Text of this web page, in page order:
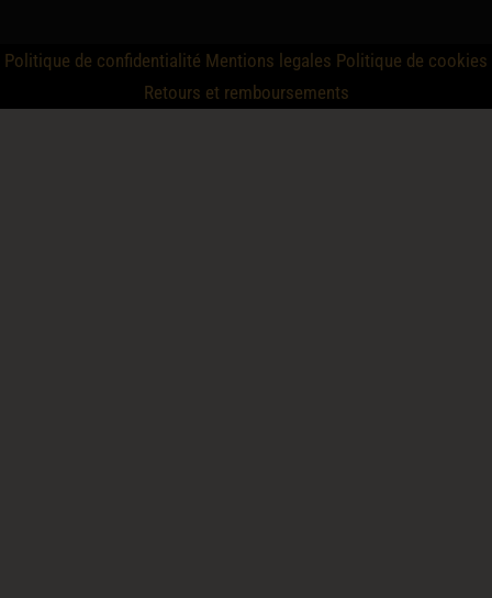
Politique de confidentialité Mentions legales Politique de cookies
Retours et remboursements